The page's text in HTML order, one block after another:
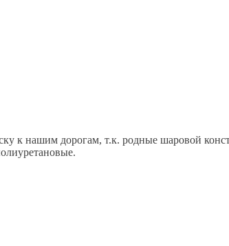
к нашим дорогам, т.к. родные шаровой